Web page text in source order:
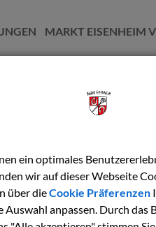
MARKT EISENHEIM
Faschingsparty ein!
ein optimales
wir auf dieser Webseite
über dieCookie Präferenzen
Auswahl anpassen. Durch das